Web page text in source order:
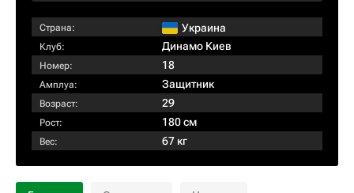
Страна: Украина
Клуб: Динамо Киев
Номер: 18
Амплуа: Защитник
Возраст: 29
Рост: 180 см
Вес: 67 кг